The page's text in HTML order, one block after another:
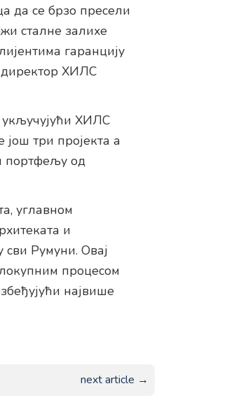
да се брзо пресели
сталне залихе
гаранцију
директор ХИЛС
укључујући ХИЛС
три пројекта а
портфељу од
углавном
и
сви Румуни. Овај
процесом
највише
next article →